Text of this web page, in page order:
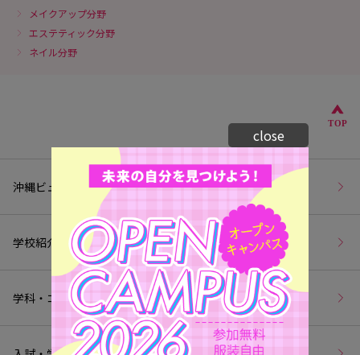
メイクアップ分野
エステティック分野
ネイル分野
こ
TOP
沖縄ビューティー＆ブライダル専門学校トップページ
学校紹介
学科・コース紹介
close